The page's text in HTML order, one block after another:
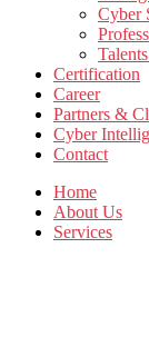
Cyber
Certification
Career
Partners &
Cyber
Contact
Home
About Us
Services